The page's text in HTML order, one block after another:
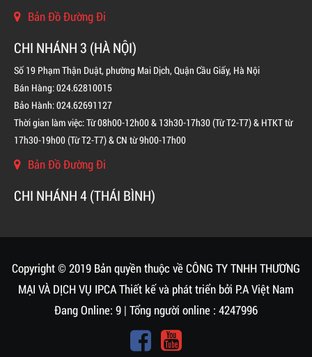
BÌNH CHỮA CHÁY KHÍ FM200 CHO TỦ ĐIỆN
LIÊN HỆ
Bản Đồ Đường Đi
CHI NHÁNH 3 (HÀ NỘI)
Số 19 Phạm Thận Duật, phường Mai Dịch, Quận Cầu Giấy, Hà Nội
Bán Hàng: 024.62810015
Bảo Hành: 024.62691127
Thời gian làm việc: Từ 08h00-12h00 & 13h30-17h30 (Từ T2-T7) & HTKT từ
17h30-19h00 (Từ T2-T7) & CN từ 9h00-17h00
Bản Đồ Đường Đi
CHI NHÁNH 4 (THÁI BÌNH)
Copyright © 2019 Bản quyền thuộc về CÔNG TY TNHH THƯƠNG
MẠI VÀ DỊCH VỤ IPCAThiết kế và phát triển bởi P.A Việt Nam
Đang Online: 9 | Tổng người online : 4247996